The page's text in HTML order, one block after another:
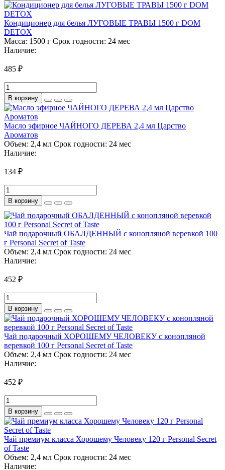
Кондиционер для белья ЛУГОВЫЕ ТРАВЫ 1500 г DOM
DETOX
Масса: 1500 г Срок годности: 24 мес
Наличие:
485 ₽
В корзину
Масло эфирное ЧАЙНОГО ДЕРЕВА 2,4 мл Царство
Ароматов
Объем: 2,4 мл Срок годности: 24 мес
Наличие:
134 ₽
В корзину
Чай подарочный ОБАЛДЕННЫЙ с конопляной веревкой 100
г Personal Secret of Taste
Объем: 2,4 мл Срок годности: 24 мес
Наличие:
452 ₽
В корзину
Чай подарочный ХОРОШЕМУ ЧЕЛОВЕКУ с конопляной
веревкой 100 г Personal Secret of Taste
Объем: 2,4 мл Срок годности: 24 мес
Наличие:
452 ₽
В корзину
Чай премиум класса Хорошему Человеку 120 г Personal Secret
of Taste
Объем: 2,4 мл Срок годности: 24 мес
Наличие: